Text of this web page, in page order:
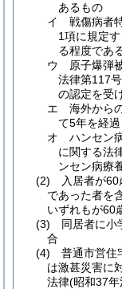
あるもの
イ
戦傷病者
1項に規定
る程度であ
ウ
原子爆弾
法律第117
の認定を受
エ
海外から
て5年を経
オ
ハンセン
に関する法
ンセン病療
(2)
入居者が
であった者を
いずれもが60
(3)
同居者に小
合
(4)
普通市営住
は激甚災害に
法律(昭和37